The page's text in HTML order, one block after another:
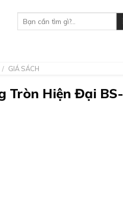
Tìm
kiếm:
/ GIÁ SÁCH
Tròn Hiện Đại BS-